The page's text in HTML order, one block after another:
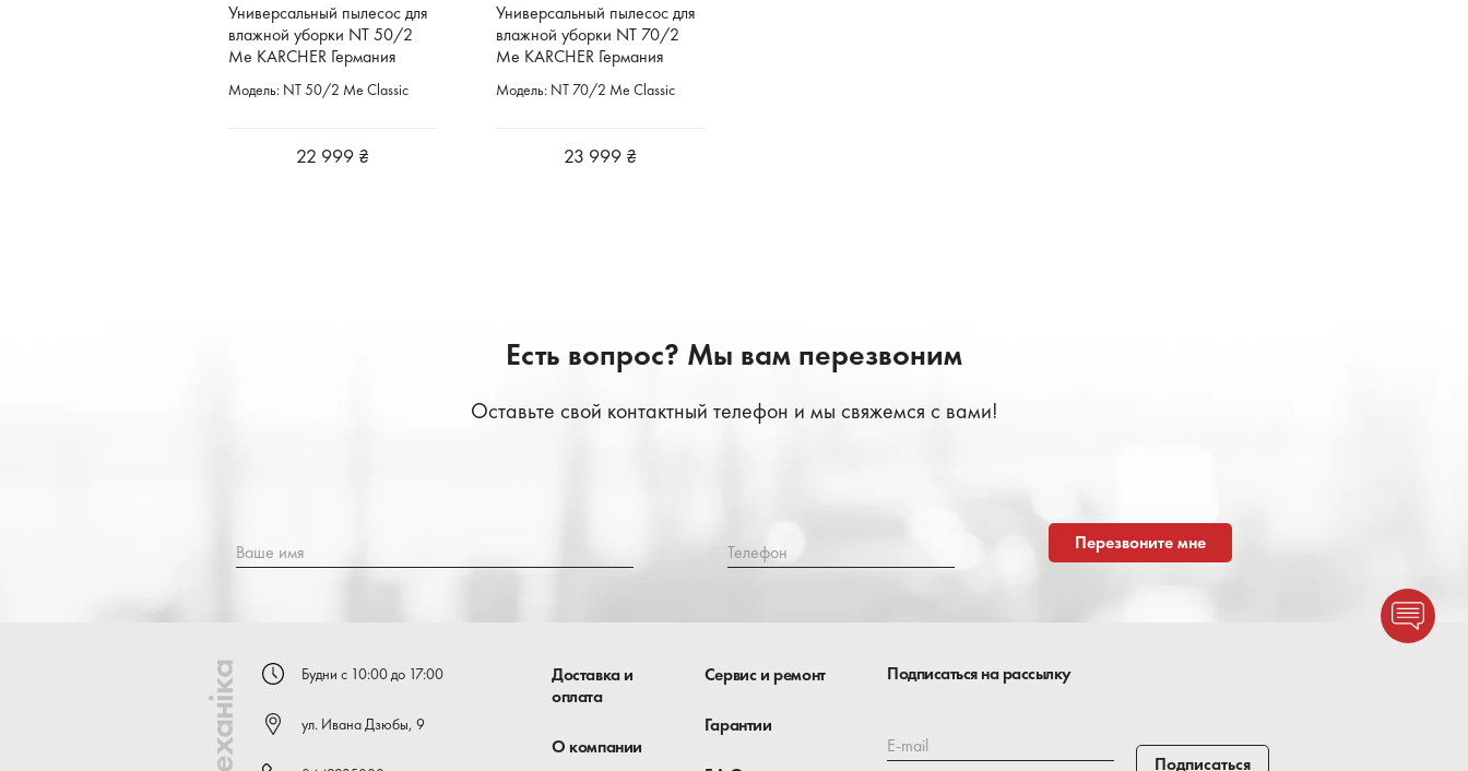
Универсальный пылесос для
влажной уборки NT 50/2
Me KARCHER Германия
Модель: NT 50/2 Me Classic
22 999 ₴
Универсальный пылесос для
влажной уборки NT 70/2
Me KARCHER Германия
Модель: NT 70/2 Me Classic
23 999 ₴
Есть вопрос? Мы вам перезвоним
Оставьте свой контактный телефон и мы свяжемся с вами!
Ваше имя Телефон Перезвоните мне
Будни с 10:00 до 17:00
ул. Ивана Дзюбы, 9
Доставка и
оплата
О компании
Сервис и ремонт
Гарантии
Подписаться на рассылку
E-mail
Подписаться